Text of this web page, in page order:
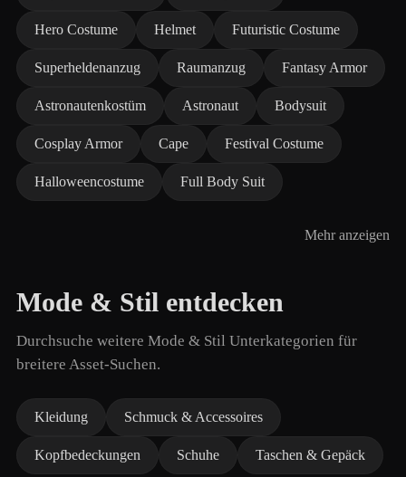
Hero Costume Helmet Futuristic Costume
Superheldenanzug Raumanzug Fantasy Armor
Astronautenkostüm Astronaut Bodysuit
Cosplay Armor Cape Festival Costume
Halloweencostume Full Body Suit
Mehr anzeigen
Mode & Stil entdecken
Durchsuche weitere Mode & Stil Unterkategorien für
breitere Asset-Suchen.
Kleidung Schmuck & Accessoires
Kopfbedeckungen Schuhe Taschen & Gepäck